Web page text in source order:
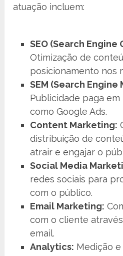
atuação incluem:
SEO (Search
Otimização de
posicionamento nos
SEM (Search Engine
Publicidade paga
como Google Ads.
Content Marketing:
distribuição de
atrair e engajar o
Social Media
redes sociais para
com o público.
Email Marketing:
com o cliente
email.
Analytics: Medição